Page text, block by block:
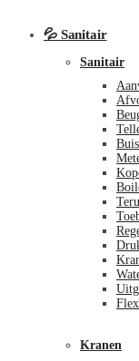
💦 Sanitair
Sanitair
Kranen